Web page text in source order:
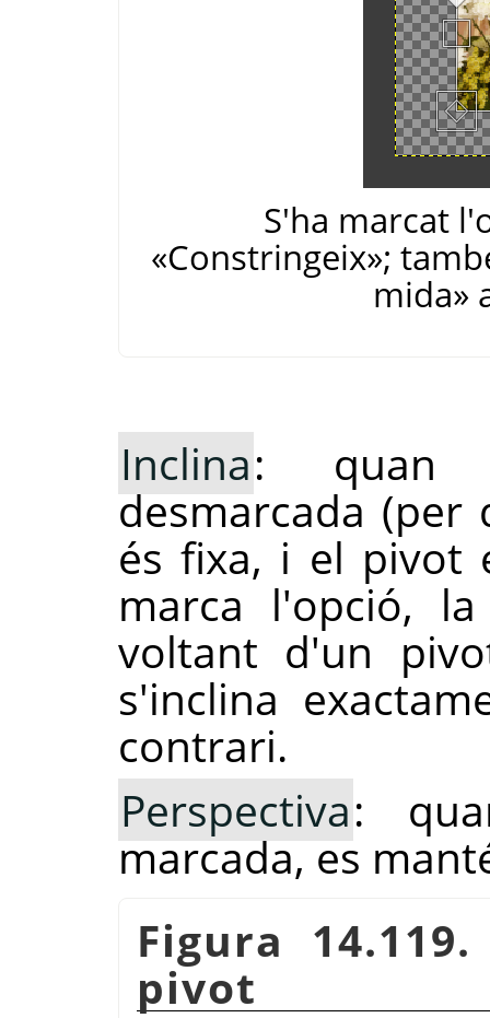
S'ha marcat
«Constringeix»;
mida»
Inclina: quan
desmarcada (per
és fixa, i el pivot
marca l'opció,
voltant d'un
s'inclina
contrari.
Perspectiva:
marcada, es
Figura
pivot